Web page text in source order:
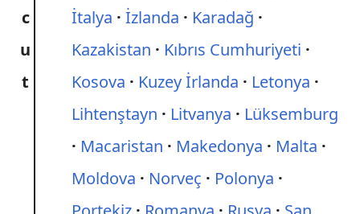
c
u
t
İtalya
İzlanda
Karadağ
Kazakistan
Kıbrıs Cumhuriyeti
Kosova
Kuzey İrlanda
Letonya
Lihtenştayn
Litvanya
Lüksemburg
Macaristan
Makedonya
Malta
Moldova
Norveç
Polonya